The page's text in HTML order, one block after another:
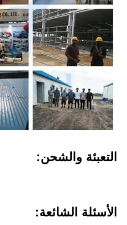
التعبئة والشحن:
الأسئلة الشائعة: